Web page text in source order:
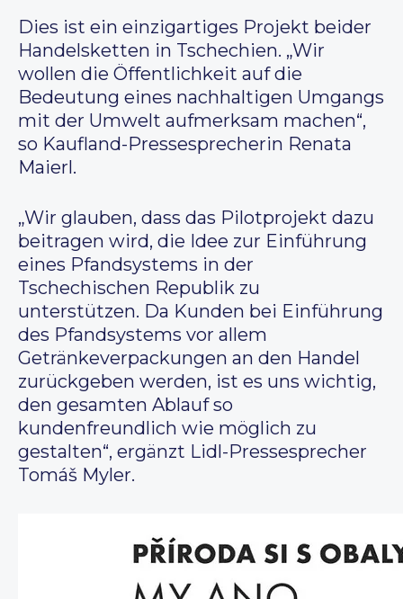
Dies ist ein einzigartiges Projekt beider
Handelsketten in Tschechien. „Wir
wollen die Öffentlichkeit auf die
Bedeutung eines nachhaltigen Umgangs
mit der Umwelt aufmerksam machen“,
so Kaufland-Pressesprecherin Renata
Maierl.
„Wir glauben, dass das Pilotprojekt dazu
beitragen wird, die Idee zur Einführung
eines Pfandsystems in der
Tschechischen Republik zu
unterstützen. Da Kunden bei Einführung
des Pfandsystems vor allem
Getränkeverpackungen an den Handel
zurückgeben werden, ist es uns wichtig,
den gesamten Ablauf so
kundenfreundlich wie möglich zu
gestalten“, ergänzt Lidl-Pressesprecher
Tomáš Myler.